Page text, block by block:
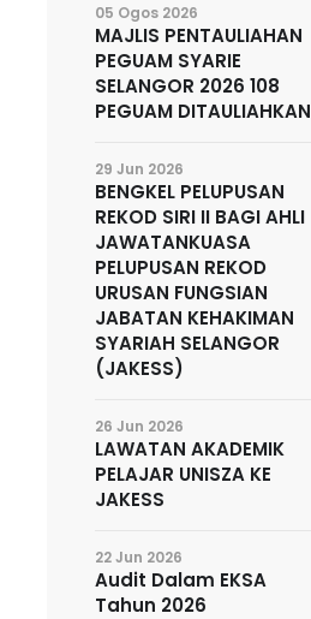
05 Ogos 2026
MAJLIS PENTAULIAHAN
PEGUAM SYARIE
SELANGOR 2026 108
PEGUAM DITAULIAHKAN
29 Jun 2026
BENGKEL PELUPUSAN
REKOD SIRI II BAGI AHLI
JAWATANKUASA
PELUPUSAN REKOD
URUSAN FUNGSIAN
JABATAN KEHAKIMAN
SYARIAH SELANGOR
(JAKESS)
26 Jun 2026
LAWATAN AKADEMIK
PELAJAR UNISZA KE
JAKESS
22 Jun 2026
Audit Dalam EKSA
Tahun 2026